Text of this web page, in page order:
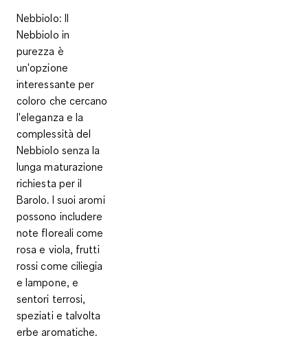
Nebbiolo: Il
Nebbiolo in
purezza è
un'opzione
interessante per
coloro che cercano
l'eleganza e la
complessità del
Nebbiolo senza la
lunga maturazione
richiesta per il
Barolo. I suoi aromi
possono includere
note floreali come
rosa e viola, frutti
rossi come ciliegia
e lampone, e
sentori terrosi,
speziati e talvolta
erbe aromatiche.